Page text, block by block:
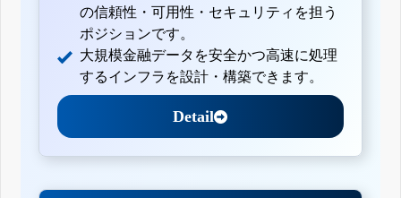
の信頼性・可用性・セキュリティを担う
ポジションです。
大規模金融データを安全かつ高速に処理
するインフラを設計・構築できます。
Detail